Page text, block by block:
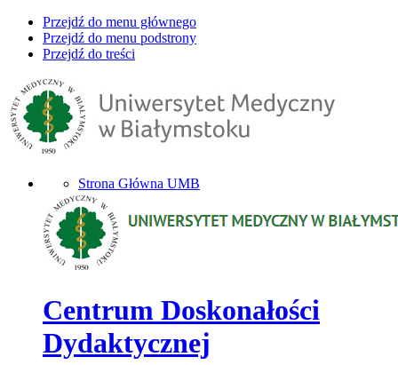
Przejdź do menu głównego
Przejdź do menu podstrony
Przejdź do treści
Strona Główna UMB
Centrum Doskonałości
Dydaktycznej